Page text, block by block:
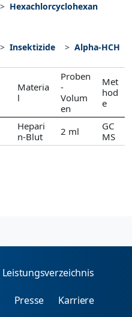
Hexachlorcyclohexan
Insektizide Alpha-HCH
Materia
l
Proben
-
Volum
en
Met
hod
e
Hepari
n-Blut
2 ml
GC
MS
Leistungsverzeichnis
Presse Karriere